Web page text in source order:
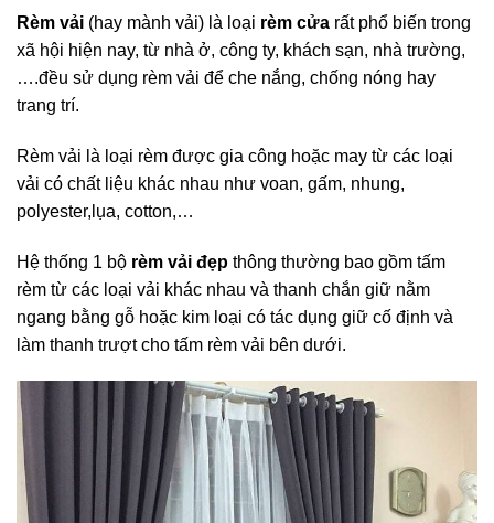
Rèm vải (hay mành vải) là loại rèm cửa rất phổ biến trong
xã hội hiện nay, từ nhà ở, công ty, khách sạn, nhà trường,
….đều sử dụng rèm vải để che nắng, chống nóng hay
trang trí.
Rèm vải là loại rèm được gia công hoặc may từ các loại
vải có chất liệu khác nhau như voan, gấm, nhung,
polyester,lụa, cotton,…
Hệ thống 1 bộ rèm vải đẹp thông thường bao gồm tấm
rèm từ các loại vải khác nhau và thanh chắn giữ nằm
ngang bằng gỗ hoặc kim loại có tác dụng giữ cố định và
làm thanh trượt cho tấm rèm vải bên dưới.